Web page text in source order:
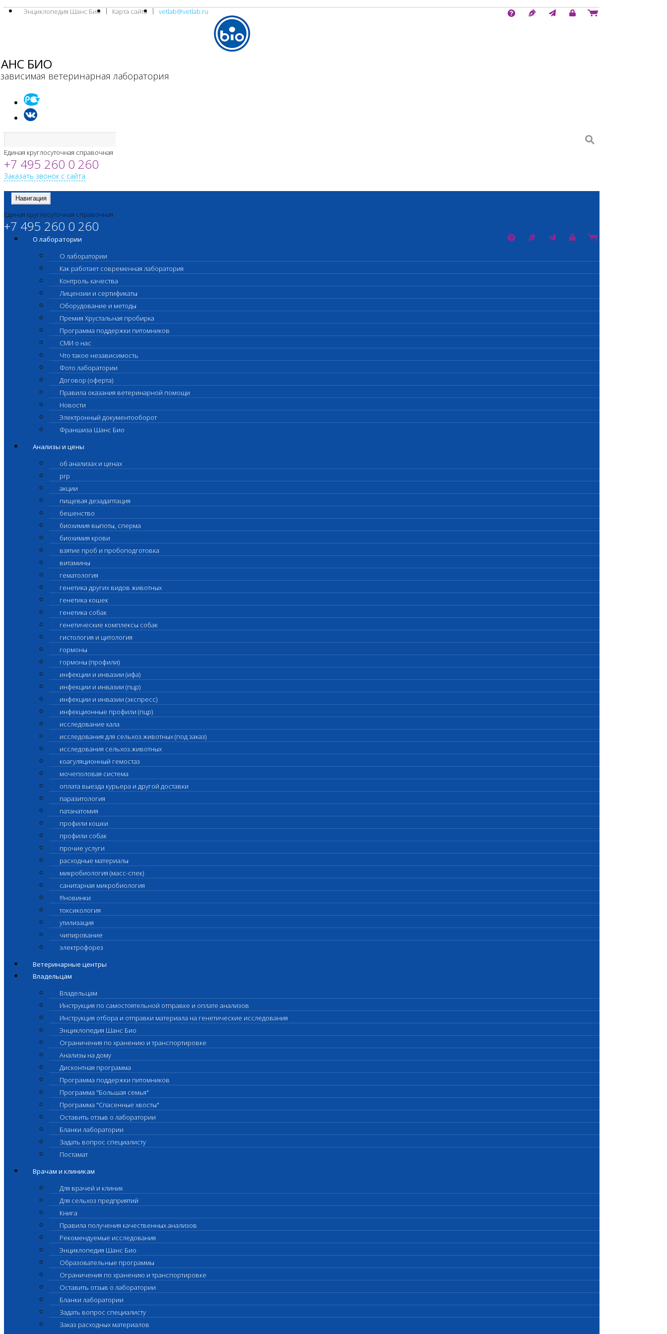
Энциклопедия Шанс Био Карта сайта vetlab@vetlab.ru
БИО
ветеринарная лаборатория
Единая круглосуточная справочная
+7 495 260 0 260
Заказать звонок с сайта
Навигация
Единая круглосуточная справочная
+7 495 260 0 260
О лаборатории
О лаборатории
Как работает современная лаборатория
Контроль качества
Лицензии и сертификаты
Оборудование и методы
Премия Хрустальная пробирка
Программа поддержки питомников
СМИ о нас
Что такое независимость
Фото лаборатории
Договор (оферта)
Правила оказания ветеринарной помощи
Новости
Электронный документооборот
Франшиза Шанс Био
Анализы и цены
об анализах и ценах
prp
акции
пищевая дезадаптация
бешенство
биохимия выпоты, сперма
биохимия крови
взятие проб и пробоподготовка
витамины
гематология
генетика других видов животных
генетика кошек
генетика собак
генетические комплексы собак
гистология и цитология
гормоны
гормоны (профили)
инфекции и инвазии (ифа)
инфекции и инвазии (пцр)
инфекции и инвазии (экспресс)
инфекционные профили (пцр)
исследование кала
исследования для сельхоз.животных (под заказ)
исследования сельхоз.животных
коагуляционный гемостаз
мочеполовая система
оплата выезда курьера и другой доставки
паразитология
патанатомия
профили кошки
профили собак
прочие услуги
расходные материалы
микробиология (масс-спек)
санитарная микробиология
!!!новинки
токсикология
утилизация
чипирование
электрофорез
Ветеринарные центры
Владельцам
Владельцам
Инструкция по самостоятельной отправке и оплате анализов
Инструкция отбора и отправки материала на генетические исследования
Энциклопедия Шанс Био
Ограничения по хранению и транспортировке
Анализы на дому
Дисконтная программа
Программа поддержки питомников
Программа "Большая семья"
Программа "Спасенные хвосты"
Оставить отзыв о лаборатории
Бланки лаборатории
Задать вопрос специалисту
Постамат
Врачам и клиникам
Для врачей и клиник
Для сельхоз предприятий
Книга
Правила получения качественных анализов
Рекомендуемые исследования
Энциклопедия Шанс Био
Образовательные программы
Ограничения по хранению и транспортировке
Оставить отзыв о лаборатории
Бланки лаборатории
Задать вопрос специалисту
Заказ расходных материалов